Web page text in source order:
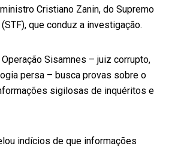
Cristiano Zanin, do Supremo
que conduz a investigação.
Sisamnes – juiz corrupto,
persa – busca provas sobre o
sigilosas de inquéritos e
indícios de que informações